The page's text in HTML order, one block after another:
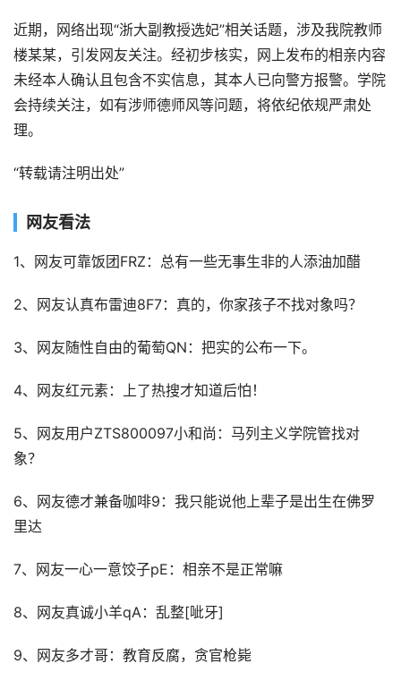
近期，网络出现“浙大副教授选妃”相关话题，涉及我院教师
楼某某，引发网友关注。经初步核实，网上发布的相亲内容
未经本人确认且包含不实信息，其本人已向警方报警。学院
会持续关注，如有涉师德师风等问题，将依纪依规严肃处
理。
“转载请注明出处”
网友看法
1、网友可靠饭团FRZ：总有一些无事生非的人添油加醋
2、网友认真布雷迪8F7：真的，你家孩子不找对象吗？
3、网友随性自由的葡萄QN：把实的公布一下。
4、网友红元素：上了热搜才知道后怕！
5、网友用户ZTS800097小和尚：马列主义学院管找对
象？
6、网友德才兼备咖啡9：我只能说他上辈子是出生在佛罗
里达
7、网友一心一意饺子pE：相亲不是正常嘛
8、网友真诚小羊qA：乱整[呲牙]
9、网友多才哥：教育反腐，贪官枪毙